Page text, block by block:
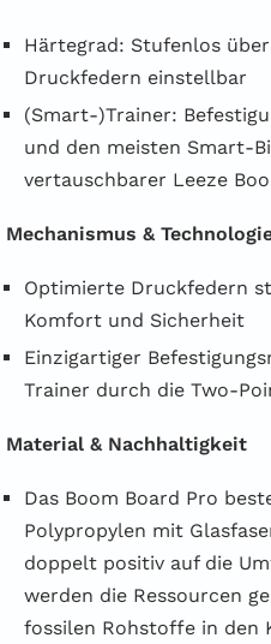
Härtegrad: Stufenlos
Druckfedern einstellbar
(Smart-)Trainer:
und den meisten Smart-
vertauschbarer Leeze
Mechanismus &
Optimierte Druckfedern
Komfort und Sicherheit
Einzigartiger
Trainer durch die Two-
Material & Nachhaltigkeit
Das Boom Board Pro
Polypropylen mit
doppelt positiv auf die
werden die Ressourcen
fossilen Rohstoffe in den